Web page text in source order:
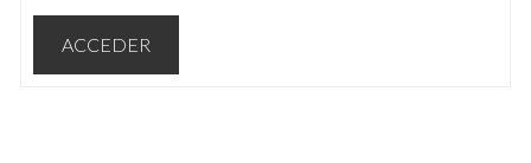
ACCEDER